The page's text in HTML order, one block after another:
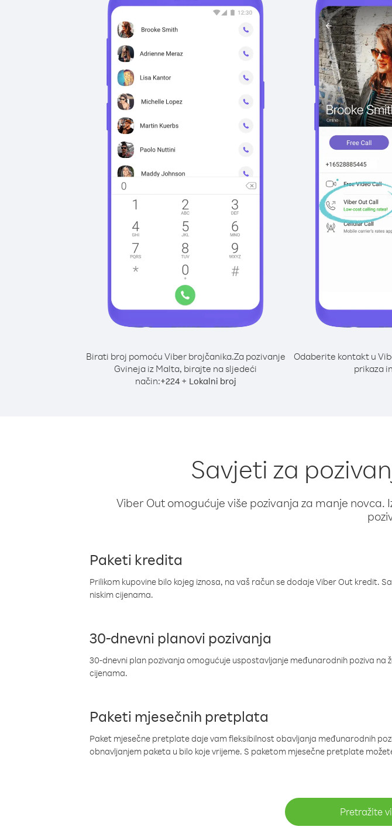
Birati broj pomoću Viber brojčanika.Za pozivanje
Gvineja iz Malta, birajte na sljedeći
način:+224+ Lokalni broj
Odaberite kontakt u
prikaza
Savjeti za
Viber Out omogućuje više pozivanja za manje
Paketi kredita
Prilikom kupovine bilo kojeg iznosa, na vaš račun se dodaje Viber Out kredit.
niskim cijenama.
30-dnevni planovi pozivanja
30-dnevni plan pozivanja omogućuje uspostavljanje međunarodnih poziva
cijenama.
Paketi mjesečnih pretplata
Paket mjesečne pretplate daje vam fleksibilnost obavljanja međunarodnih
obnavljanjem paketa u bilo koje vrijeme. S paketom mjesečne pretplate
Pretražite